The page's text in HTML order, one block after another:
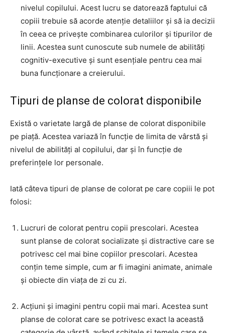
nivelul copilului. Acest lucru se datorează faptului că
copiii trebuie să acorde atenție detaliilor și să ia decizii
în ceea ce privește combinarea culorilor și tipurilor de
linii. Acestea sunt cunoscute sub numele de abilități
cognitiv-executive și sunt esențiale pentru cea mai
buna funcționare a creierului.
Tipuri de planse de colorat disponibile
Există o varietate largă de planse de colorat disponibile
pe piață. Acestea variază în funcție de limita de vârstă și
nivelul de abilități al copilului, dar și în funcție de
preferințele lor personale.
Iată câteva tipuri de planse de colorat pe care copiii le pot
folosi:
Lucruri de colorat pentru copii prescolari. Acestea
sunt planse de colorat socializate și distractive care se
potrivesc cel mai bine copiilor prescolari. Acestea
conțin teme simple, cum ar fi imagini animate, animale
și obiecte din viața de zi cu zi.
Acțiuni și imagini pentru copii mai mari. Acestea sunt
planse de colorat care se potrivesc exact la această